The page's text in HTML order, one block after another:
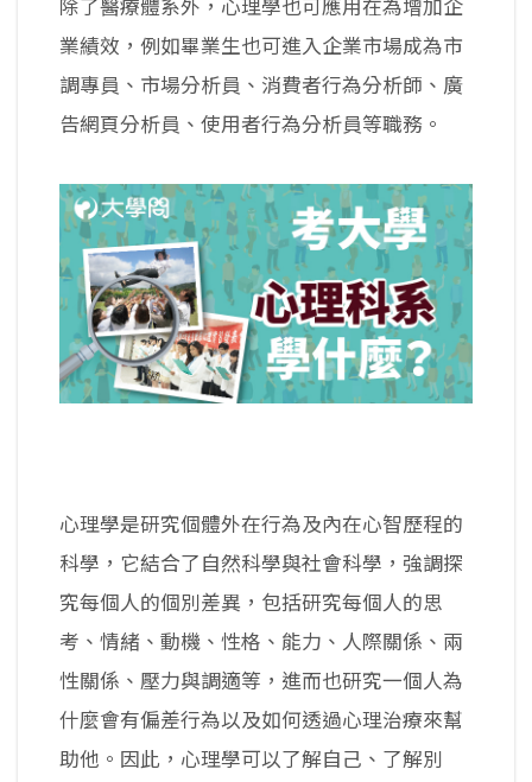
除了醫療體系外，心理學也可應用在為增加企
業績效，例如畢業生也可進入企業市場成為市
調專員、市場分析員、消費者行為分析師、廣
告網頁分析員、使用者行為分析員等職務。
心理學是研究個體外在行為及內在心智歷程的
科學，它結合了自然科學與社會科學，強調探
究每個人的個別差異，包括研究每個人的思
考、情緒、動機、性格、能力、人際關係、兩
性關係、壓力與調適等，進而也研究一個人為
什麼會有偏差行為以及如何透過心理治療來幫
助他。因此，心理學可以了解自己、了解別